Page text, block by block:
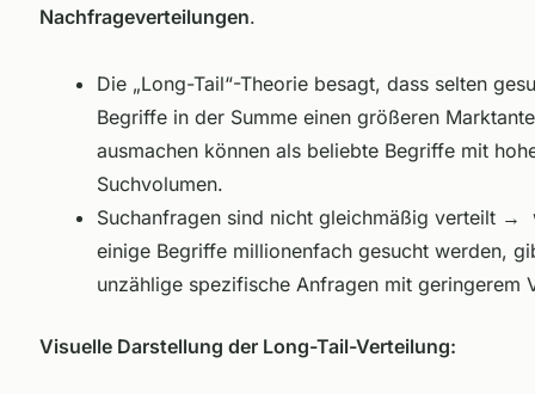
Nachfrageverteilungen.
Die „Long-Tail“-Theoriebesagt, dass selten
Begriffe in der Summe einen größeren
ausmachen können als beliebte Begriffe mit
Suchvolumen.
Suchanfragen sind nicht gleichmäßig verteilt→
einige Begriffe millionenfach gesucht werden,
unzählige spezifische Anfragen mit geringerem
Visuelle Darstellung der Long-Tail-Verteilung: